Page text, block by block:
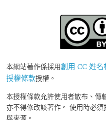
本網站著作係採用創用 CC 姓
授權條款授權。
本授權條款允許使用者散布、傳
亦不得修改該著作。 使用時必
與來源。